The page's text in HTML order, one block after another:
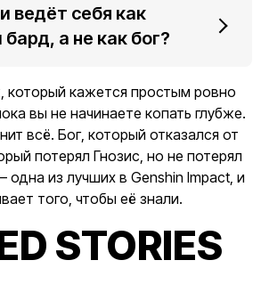
ведёт себя как
а не как бог?
кажется простым ровно
вы не начинаете копать глубже.
всё. Бог, который отказался от
потерял Гнозис, но не потерял
одна из лучших в Genshin Impact, и
того, чтобы её знали.
STORIES